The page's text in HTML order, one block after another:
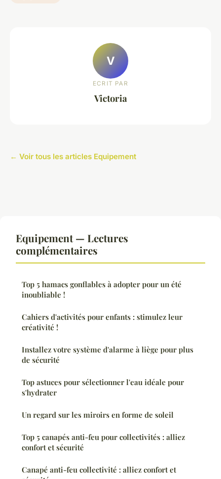
V
ECRIT PAR
Victoria
← Voir tous les articles Equipement
Equipement — Lectures
complémentaires
Top 5 hamacs gonflables à adopter pour un été
inoubliable !
Cahiers d'activités pour enfants : stimulez leur
créativité !
Installez votre système d'alarme à liège pour plus
de sécurité
Top astuces pour sélectionner l'eau idéale pour
s'hydrater
Un regard sur les miroirs en forme de soleil
Top 5 canapés anti-feu pour collectivités : alliez
confort et sécurité
Canapé anti-feu collectivité : alliez confort et